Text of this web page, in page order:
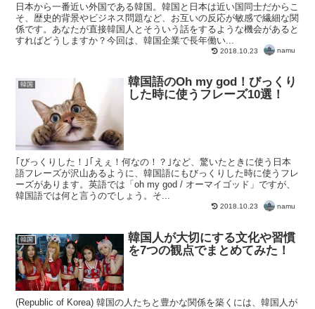
日本から一番近い外国である韓国。韓国と日本は近い国同士だからこ
そ、歴史的背景やビジネス問題など、お互いの反応が敏感で繊細な関
係です。あなたが直接韓国人とそういう話をするような機会があると
すればどうしますか？今回は、韓国企業で長年働い...
2018.10.23 namu
韓国
韓国語のOh my god！びっくり
した時に使うフレーズ10選！
｢びっくりした！｣｢えぇ！何なの！？｣など、驚いたときに使う日本
語フレーズが沢山あるように、韓国語にもびっくりした時に使うフレ
ーズがあります。英語では「oh my god / オーマイゴッド」ですが、
韓国語では何と言うのでしょう。そ...
2018.10.23 namu
韓国
韓国人が大切にする文化や習慣
を7つの観点でまとめてみた！
(Republic of Korea) 韓国の人たちと豊かな関係を築くには、韓国人が